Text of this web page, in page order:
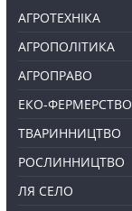
АГРОТЕХНІКА
АГРОПОЛІТИКА
АГРОПРАВО
ЕКО-ФЕРМЕРСТВО
ТВАРИННИЦТВО
РОСЛИННИЦТВО
ЛЯ СЕЛО